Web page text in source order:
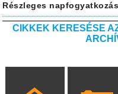
Részleges
CIKKEK KERESÉSE